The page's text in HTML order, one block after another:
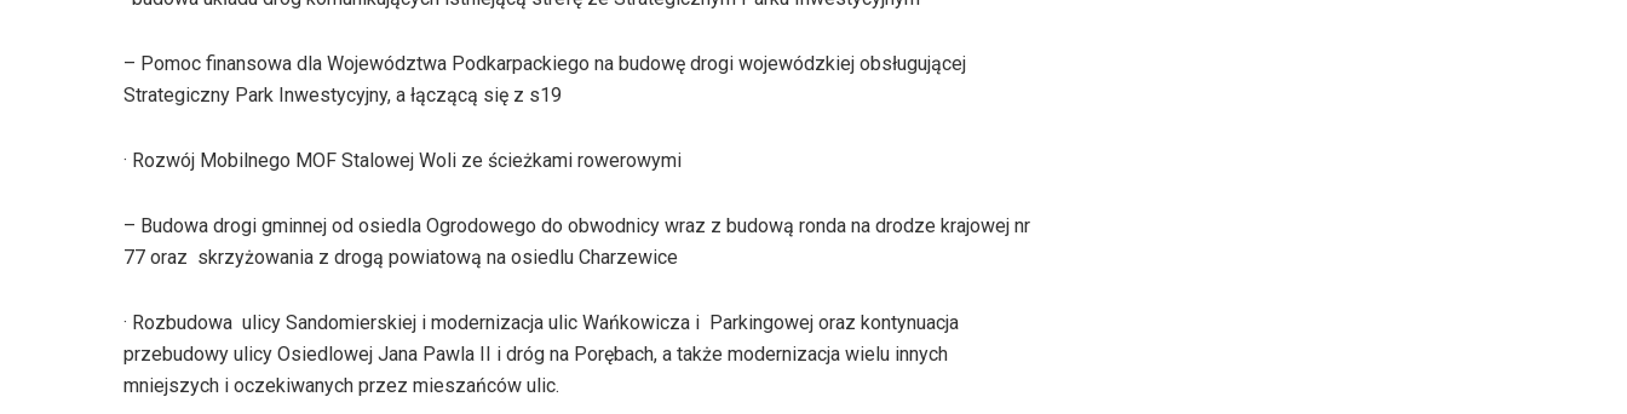
– Pomoc finansowa dla Województwa Podkarpackiego na budowę drogi wojewódzkiej obsługującej
Strategiczny Park Inwestycyjny, a łączącą się z s19
· Rozwój Mobilnego MOF Stalowej Woli ze ścieżkami rowerowymi
– Budowa drogi gminnej od osiedla Ogrodowego do obwodnicy wraz z budową ronda na drodze krajowej nr
77 oraz skrzyżowania z drogą powiatową na osiedlu Charzewice
· Rozbudowa ulicy Sandomierskiej i modernizacja ulic Wańkowicza i Parkingowej oraz kontynuacja
przebudowy ulicy Osiedlowej Jana Pawla II i dróg na Porębach, a także modernizacja wielu innych
mniejszych i oczekiwanych przez mieszańców ulic.